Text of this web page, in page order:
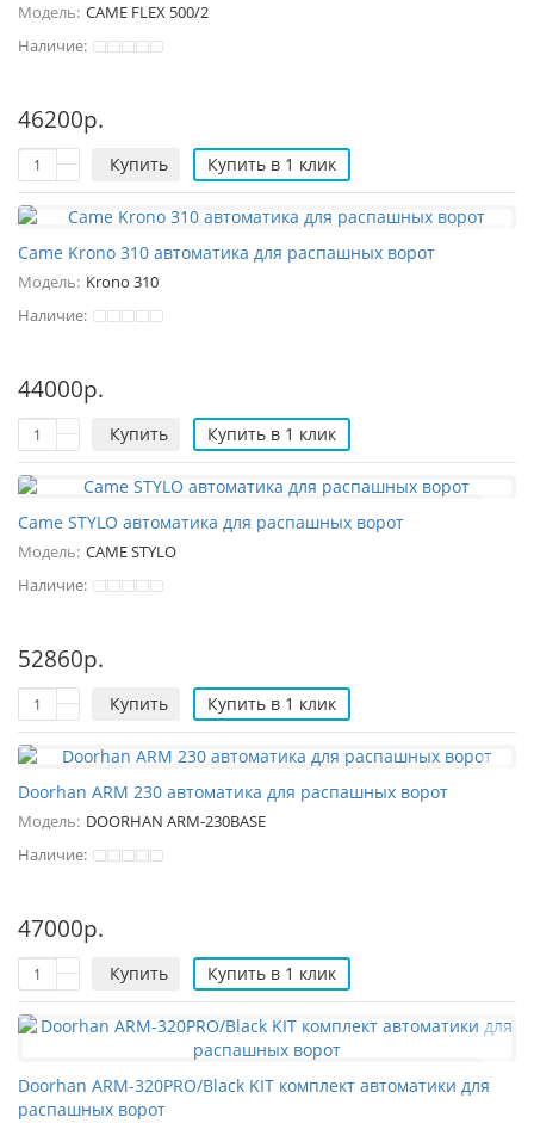
Модель: CAME FLEX 500/2
Наличие:
46200р.
Купить Купить в 1 клик
Came Krono 310 автоматика для распашных ворот
Модель: Krono 310
Наличие:
44000р.
Купить Купить в 1 клик
Came STYLO автоматика для распашных ворот
Модель: CAME STYLO
Наличие:
52860р.
Купить Купить в 1 клик
Doorhan ARM 230 автоматика для распашных ворот
Модель: DOORHAN ARM-230BASE
Наличие:
47000р.
Купить Купить в 1 клик
Doorhan ARM-320PRO/Black KIT комплект автоматики для
распашных ворот